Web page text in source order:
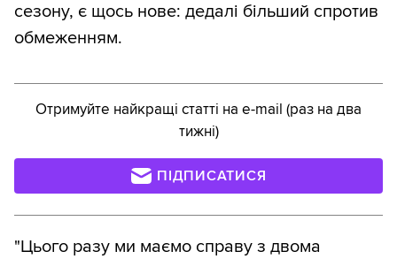
сезону, є щось нове: дедалі більший спротив
обмеженням.
Отримуйте найкращі статті на e-mail (раз на два
тижні)
ПІДПИСАТИСЯ
"Цього разу ми маємо справу з двома